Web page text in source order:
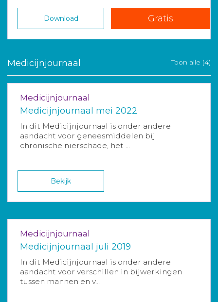
Download Gratis
Medicijnjournaal Toon alle (4)
Medicijnjournaal
Medicijnjournaal mei 2022
In dit Medicijnjournaal is onder andere
aandacht voor geneesmiddelen bij
chronische nierschade, het ...
Bekijk
Medicijnjournaal
Medicijnjournaal juli 2019
In dit Medicijnjournaal is onder andere
aandacht voor verschillen in bijwerkingen
tussen mannen en v...